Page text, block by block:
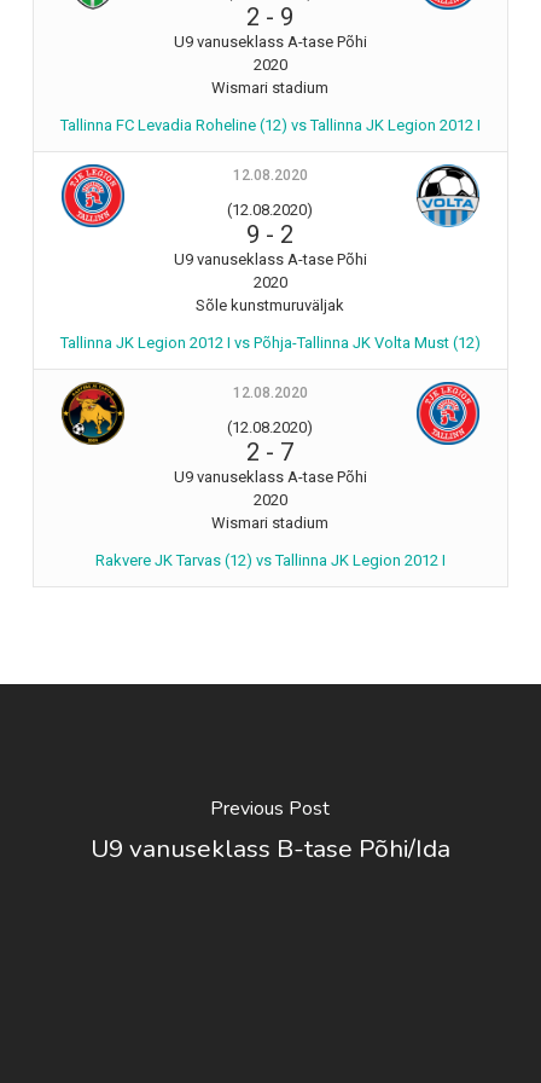
2 - 9
U9 vanuseklass A-tase Põhi
2020
Wismari stadium
Tallinna FC Levadia Roheline (12) vs Tallinna JK Legion 2012 I
12.08.2020
(12.08.2020)
9 - 2
U9 vanuseklass A-tase Põhi
2020
Sõle kunstmuruväljak
Tallinna JK Legion 2012 I vs Põhja-Tallinna JK Volta Must (12)
12.08.2020
(12.08.2020)
2 - 7
U9 vanuseklass A-tase Põhi
2020
Wismari stadium
Rakvere JK Tarvas (12) vs Tallinna JK Legion 2012 I
Previous Post
U9 vanuseklass B-tase Põhi/Ida